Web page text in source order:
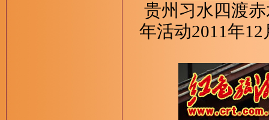
贵州习水四渡
年活动2011年